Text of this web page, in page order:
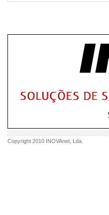
Copyright 2010 INOVAnet , Lda.